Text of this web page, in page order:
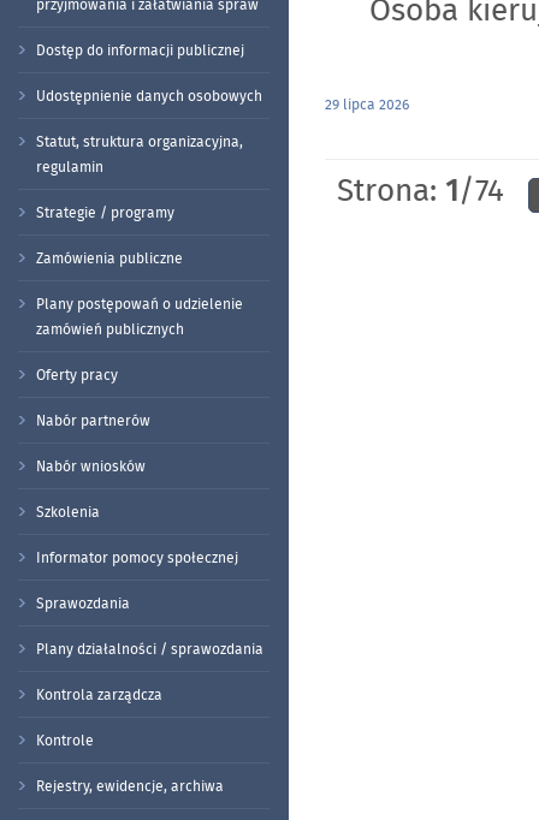
przyjmowania i załatwiania spraw
Dostęp do informacji publicznej
Udostępnienie danych osobowych
Statut, struktura organizacyjna,
regulamin
Strategie / programy
Zamówienia publiczne
Plany postępowań o udzielenie
zamówień publicznych
Oferty pracy
Nabór partnerów
Nabór wniosków
Szkolenia
Informator pomocy społecznej
Sprawozdania
Plany działalności / sprawozdania
Kontrola zarządcza
Kontrole
Rejestry, ewidencje, archiwa
Osoba
29 lipca 2026
Strona: 1/74